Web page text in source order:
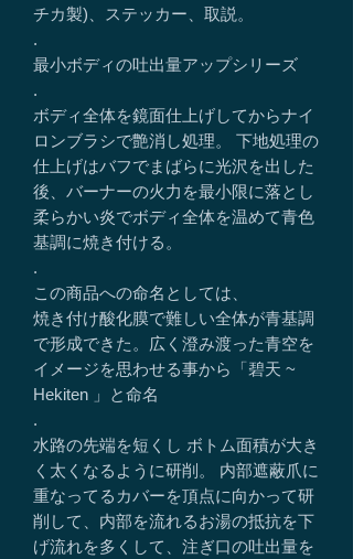
チカ製)、ステッカー、取説。
.
最小ボディの吐出量アップシリーズ
.
ボディ全体を鏡面仕上げしてからナイ
ロンブラシで艶消し処理。 下地処理の
仕上げはバフでまばらに光沢を出した
後、バーナーの火力を最小限に落とし
柔らかい炎でボディ全体を温めて青色
基調に焼き付ける。
.
この商品への命名としては、
焼き付け酸化膜で難しい全体が青基調
で形成できた。広く澄み渡った青空を
イメージを思わせる事から「碧天 ~
Hekiten 」と命名
.
水路の先端を短くし ボトム面積が大き
く太くなるように研削。 内部遮蔽爪に
重なってるカバーを頂点に向かって研
削して、内部を流れるお湯の抵抗を下
げ流れを多くして、注ぎ口の吐出量を